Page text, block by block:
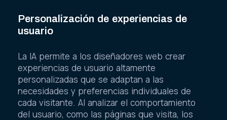
Personalización de experiencias de
usuario
La IA permite a los diseñadores web crear
experiencias de usuario altamente
personalizadas que se adaptan a las
necesidades y preferencias individuales de
cada visitante. Al analizar el comportamiento
del usuario, como las páginas que visita, los